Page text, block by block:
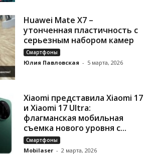
Huawei Mate X7 –
утонченная пластичность с
серьезным набором камер
Смартфоны
Юлия Павловская - 5 марта, 2026
Xiaomi представила Xiaomi 17
и Xiaomi 17 Ultra:
флагманская мобильная
съемка нового уровня с...
Смартфоны
Mobilaser - 2 марта, 2026